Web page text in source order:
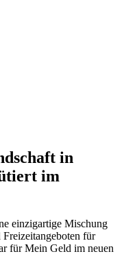
in
im
einzigartige Mischung
für
für Mein Geld im neuen